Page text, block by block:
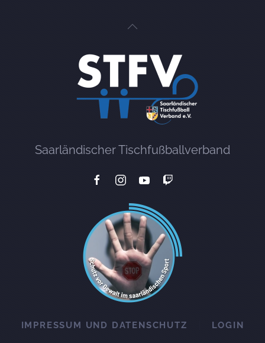
Saarländischer Tischfußballverband
IMPRESSUM UND DATENSCHUTZ LOGIN